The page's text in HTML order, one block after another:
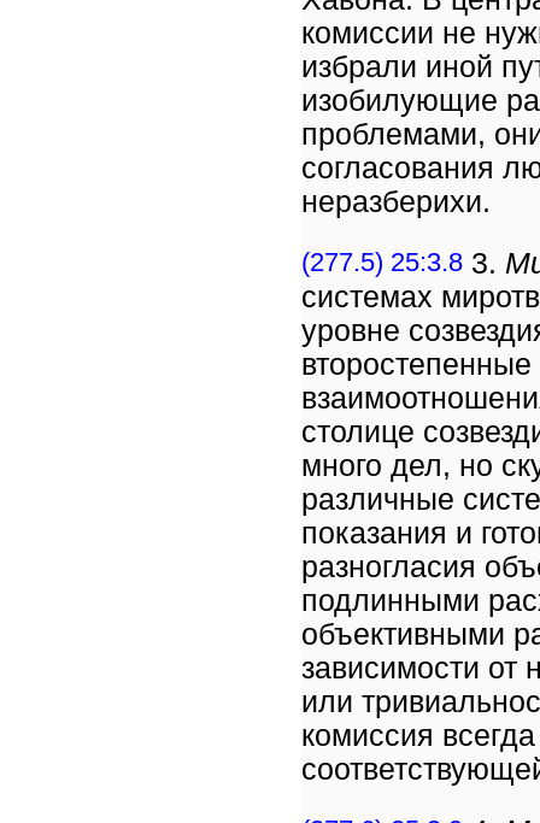
комиссии не
избрали иной
изобилующие
проблемами,
согласования
неразберихи.
(277.5) 25:3.8 3.
системах
уровне
столице
много дел, но
различные
показания и
разногласия
подлинными
объективными
зависимости от
или
комиссия